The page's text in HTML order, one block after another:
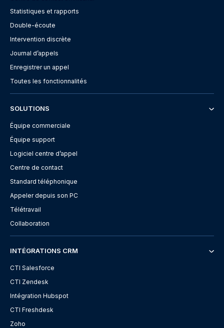
Statistiques et rapports
Double-écoute
Intervention discrète
Journal d’appels
Enregistrer un appel
Toutes les fonctionnalités
SOLUTIONS
Équipe commerciale
Équipe support
Logiciel centre d’appel
Centre de contact
Standard téléphonique
Appeler depuis son PC
Télétravail
Collaboration
INTÉGRATIONS CRM
CTI Salesforce
CTI Zendesk
Intégration Hubspot
CTI Freshdesk
Zoho